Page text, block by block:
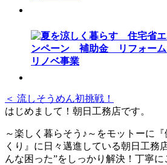
＜ 流しそうめん初挑戦！
はじめまして！朝日工務店です。
～楽しく暮らそう♪～をモットーに
くり』に日々邁進している朝日工務
んな困った”をしっかり解決！丁寧